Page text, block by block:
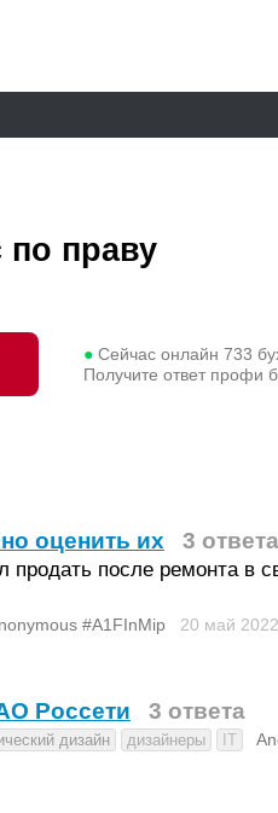
по праву
● Сейчас онлайн 733
Получите ответ профи
оценить их 3 ответа
после ремонта в
#A1FInMip 20 май 2022
Россети 3 ответа
дизайн дизайнеры IT